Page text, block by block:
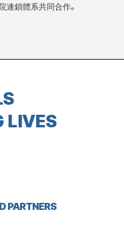
連鎖體系共同合作。
LIVES
PARTNERS